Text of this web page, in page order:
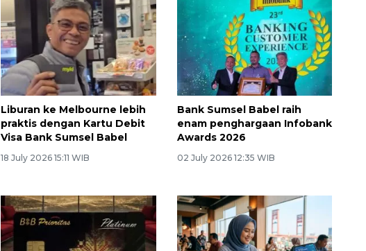
Liburan ke Melbourne lebih
praktis dengan Kartu Debit
Visa Bank Sumsel Babel
18 July 2026 15:11 WIB
Bank Sumsel Babel raih
enam penghargaan Infobank
Awards 2026
02 July 2026 12:35 WIB